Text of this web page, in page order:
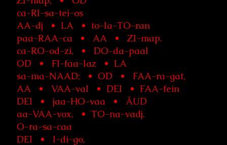
ca-RI-sa-tei-os
AA-dj • LA • to-la-TO-ran
paa-RAA-ca • AA • ZI-map.
ca-RO-od-zi, • DO-da-paal
OD • FI-faa-laz • LA
sa-ma-NAAD; • OD • FAA-ra-gat,
AA • VAA-val • DEI • FAA-fein
DEI • jaa-HO-vaa • ĂUD
aa-VAA-vox, • TO-na-vadj.
O-ra-sa-caa
DEI • I-di-go,